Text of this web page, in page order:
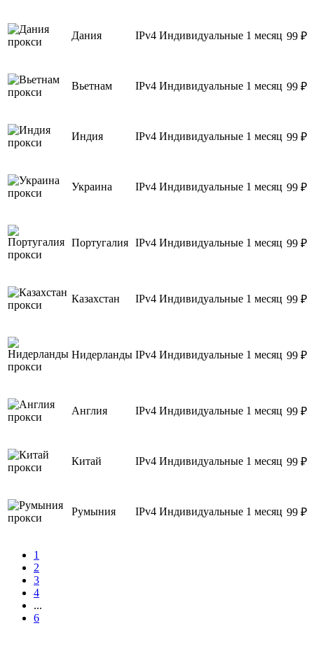
Дания IPv4 Индивидуальные 1 месяц 99 ₽
Вьетнам IPv4 Индивидуальные 1 месяц 99 ₽
Индия IPv4 Индивидуальные 1 месяц 99 ₽
Украина IPv4 Индивидуальные 1 месяц 99 ₽
Португалия IPv4 Индивидуальные 1 месяц 99 ₽
Казахстан IPv4 Индивидуальные 1 месяц 99 ₽
Нидерланды IPv4 Индивидуальные 1 месяц 99 ₽
Англия IPv4 Индивидуальные 1 месяц 99 ₽
Китай IPv4 Индивидуальные 1 месяц 99 ₽
Румыния IPv4 Индивидуальные 1 месяц 99 ₽
1
2
3
4
...
6